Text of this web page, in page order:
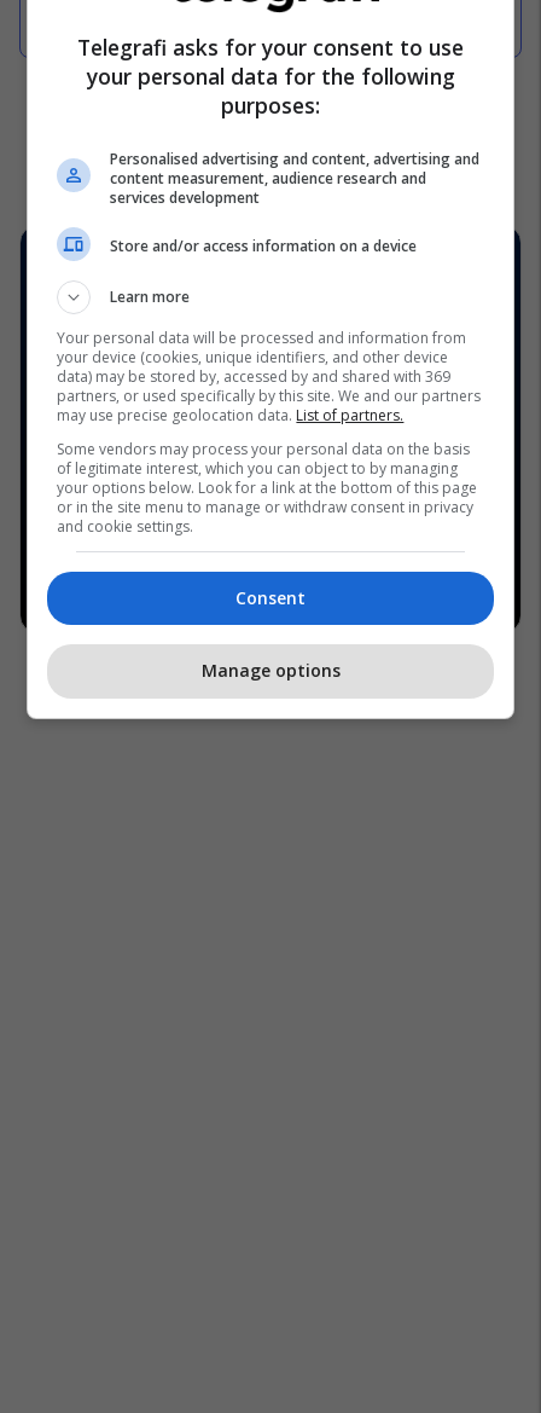
Telegrafi asks for your consent to use
your personal data for the following
purposes:
Personalised advertising and content, advertising and
content measurement, audience research and
services development
Store and/or access information on a device
Learn more
Your personal data will be processed and information from
your device (cookies, unique identifiers, and other device
data) may be stored by, accessed by and shared with 369
partners, or used specifically by this site. We and our partners
may use precise geolocation data. List of partners.
Some vendors may process your personal data on the basis
of legitimate interest, which you can object to by managing
your options below. Look for a link at the bottom of this page
or in the site menu to manage or withdraw consent in privacy
and cookie settings.
Consent
Manage options